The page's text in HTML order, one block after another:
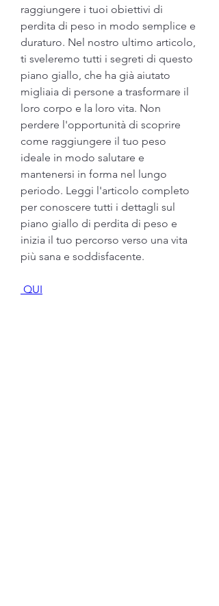
raggiungere i tuoi obiettivi di
perdita di peso in modo semplice e
duraturo. Nel nostro ultimo articolo,
ti sveleremo tutti i segreti di questo
piano giallo, che ha già aiutato
migliaia di persone a trasformare il
loro corpo e la loro vita. Non
perdere l'opportunità di scoprire
come raggiungere il tuo peso
ideale in modo salutare e
mantenersi in forma nel lungo
periodo. Leggi l'articolo completo
per conoscere tutti i dettagli sul
piano giallo di perdita di peso e
inizia il tuo percorso verso una vita
più sana e soddisfacente.
QUI